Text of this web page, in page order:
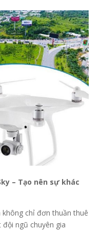
– Tạo nên sự khác
không chỉ đơn thuần thuê
ngũ chuyên gia